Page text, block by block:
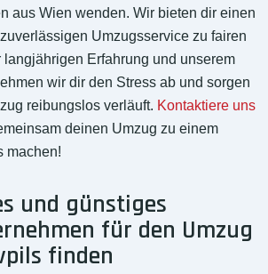
aus Wien wenden. Wir bieten dir einen
Umzugsservice zu fairen
langjährigen Erfahrung und unserem
wir dir den Stress ab und sorgen
reibungslos verläuft. Kontaktiere uns
deinen Umzug zu einem
machen!
und günstiges
für den Umzug
finden